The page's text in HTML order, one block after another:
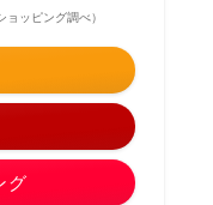
ッピング調べ）
グ